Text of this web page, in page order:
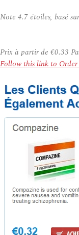
Note 4.7étoiles, basé sur
Prix à partir de €0.33
Follow this link to